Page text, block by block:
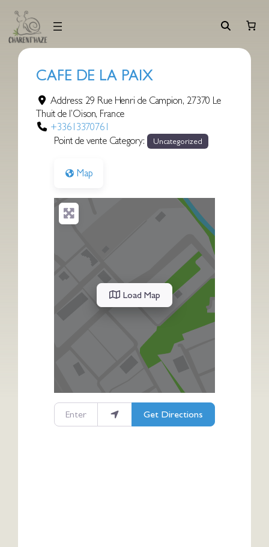
contenu
CAFE DE LA PAIX
Address: 29 Rue Henri de Campion, 27370 Le
Thuit de l’Oison, France
+33613370761
Point de vente Category:
Uncategorized
Map
Load Map
Enter your location
Get Directions